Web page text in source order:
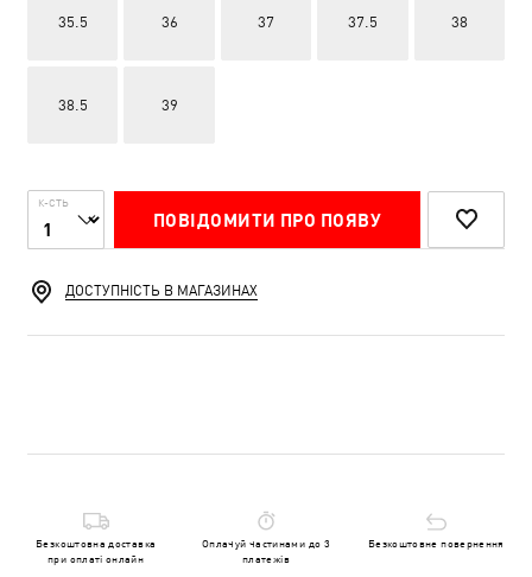
35.5 36 37 37.5 38
38.5 39
К-СТЬ
ПОВІДОМИТИ ПРО ПОЯВУ
ДОСТУПНІСТЬ В МАГАЗИНАХ
Безкоштовна доставка
при оплаті онлайн
Оплачуй частинами до 3
платежів
Безкоштовне повернення